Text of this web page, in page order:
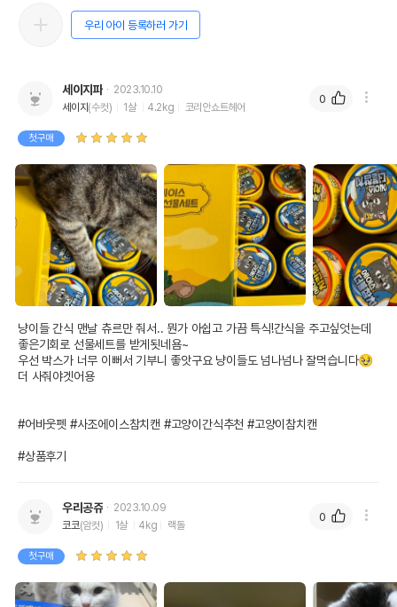
우리 아이 등록하러 가기
세이지파
2023.10.10
세이지 (수컷) 1살 4.2kg 코리안쇼트헤어
첫구매
냥이들 간식 맨날 츄르만 줘서.. 뭔가 아쉽고 가끔 특식!간식을 주고싶엇는데
좋은기회로 선물세트를 받게됫네욤~
우선 박스가 너무 이뻐서 기부니 좋앗구요 냥이들도 넘나넘나 잘먹습니다🥹
더 사줘야겟어용
#어바웃펫 #사조에이스참치캔 #고양이간식추천 #고양이참치캔
#상품후기
0
우리공쥬
2023.10.09
코코(암컷) 1살 4kg 랙돌
첫구매
0